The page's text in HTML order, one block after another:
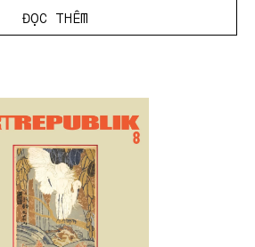
ĐỌC THÊM